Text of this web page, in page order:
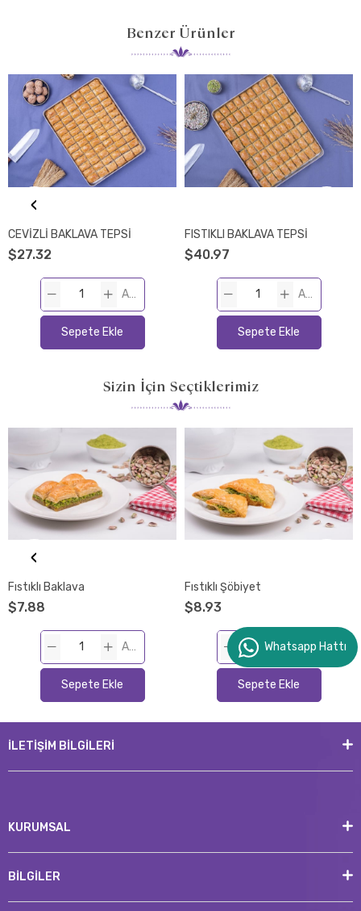
Benzer Ürünler
CEVİZLİ BAKLAVA TEPSİ
$27.32
ADET
Sepete Ekle
FISTIKLI BAKLAVA TEPSİ
$40.97
ADET
Sepete Ekle
‹
Sizin İçin Seçtiklerimiz
Fıstıklı Baklava
$7.88
ADET
Sepete Ekle
Fıstıklı Şöbiyet
$8.93
ADET
Sepete Ekle
‹
İLETİŞİM BİLGİLERİ
KURUMSAL
BİLGİLER
Whatsapp Hattı